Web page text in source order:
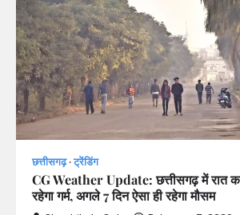
छत्तीसगढ़ ट्रेंडिंग
CG Weather Update: छत्तीसगढ़ में रात का
रहेगा गर्म, अगले 7 दिन ऐसा ही रहेगा मौसम